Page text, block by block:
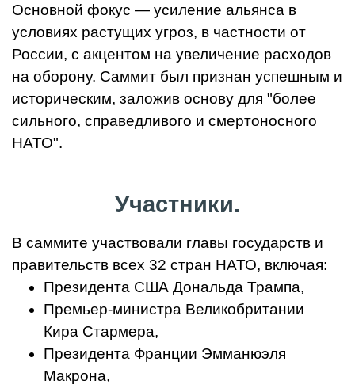
Основной фокус — усиление альянса в
условиях растущих угроз, в частности от
России, с акцентом на увеличение расходов
на оборону. Саммит был признан успешным и
историческим, заложив основу для "более
сильного, справедливого и смертоносного
НАТО".
Участники.
В саммите участвовали главы государств и
правительств всех 32 стран НАТО, включая:
Президента США Дональда Трампа,
Премьер-министра Великобритании
Кира Стармера,
Президента Франции Эмманюэля
Макрона,